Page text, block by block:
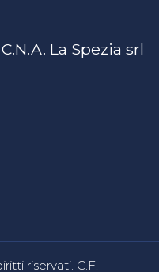
La Spezia srl
riservati. C.F.